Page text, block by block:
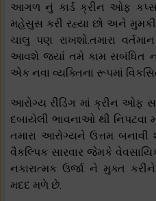
આગળ નું કાર્ડ ક્રીન ઓફ કપ્સ
મહેસુસ કરી રહ્યા છો અને
ચાલુ પણ રાખશો.તમારા
આવશે જ્યાં તમે કામ સબંધિત
એક નવા વ્યક્તિના રૂપમાં
આરોગ્ય રીડિંગ માં ક્રીન ઓફ
દબાયેલી ભાવનાઓ થી
તમારા આરોગ્યને ઉત્તમ બનાવી
વૈકલ્પિક સારવાર જેમકે
નકારાત્મક ઉર્જા ને મુક્ત
મદદ મળે છે.